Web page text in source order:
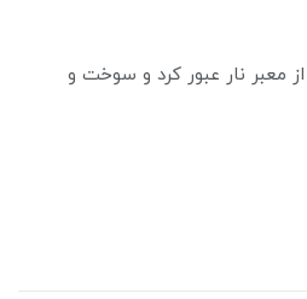
معبر نار عبور کرد و سوخت و